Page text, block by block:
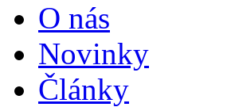
O nás
Novinky
Články